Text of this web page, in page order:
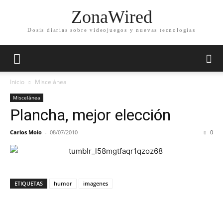
ZonaWired
Dosis diarias sobre videojuegos y nuevas tecnologías
Inicio Miscelánea
Miscelánea
Plancha, mejor elección
Carlos Moio - 08/07/2010 0
ETIQUETAS humor imagenes